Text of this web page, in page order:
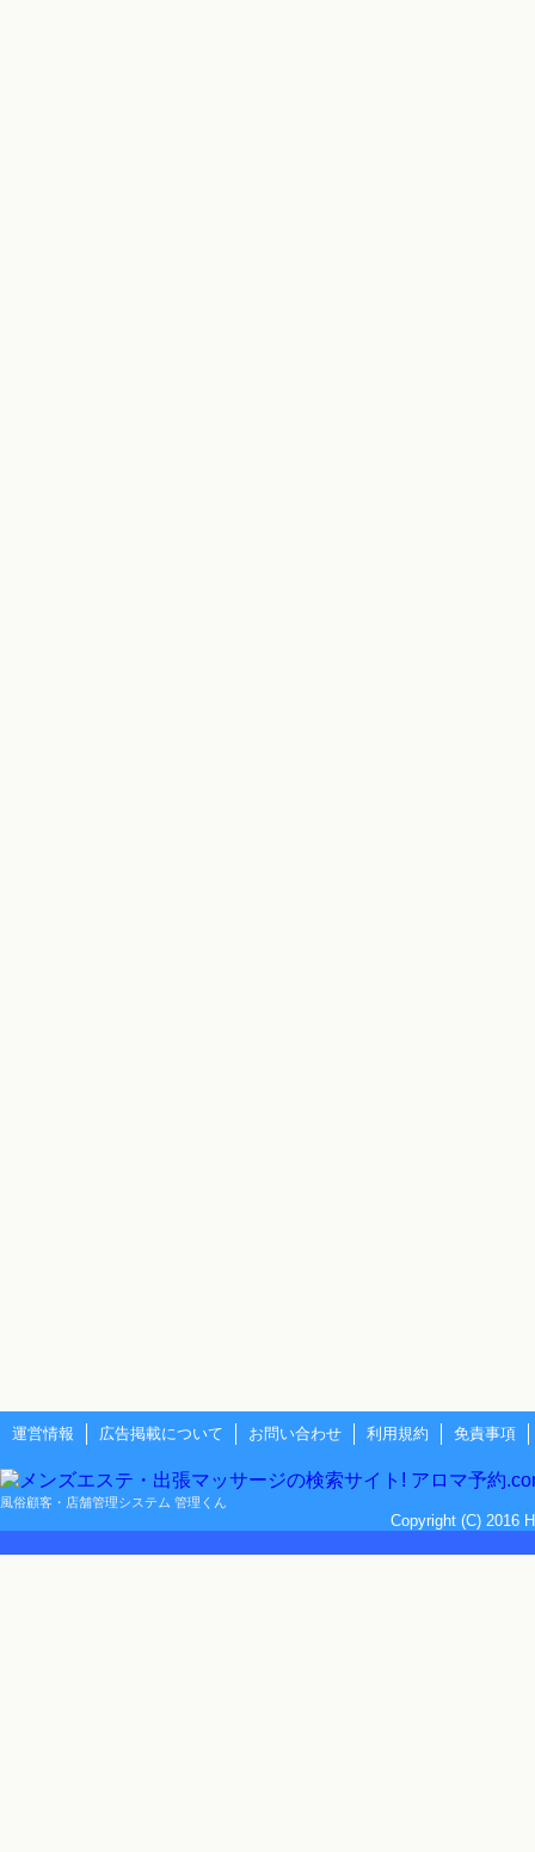
運営情報 広告掲載について お問い合わせ 利用規約 免責事項
風俗顧客・店舗管理システム 管理くん
Copyright (C) 2016